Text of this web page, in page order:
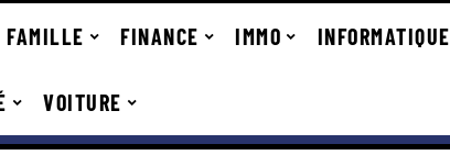
FAMILLE FINANCE IMMO INFORMATIQUE
VOITURE